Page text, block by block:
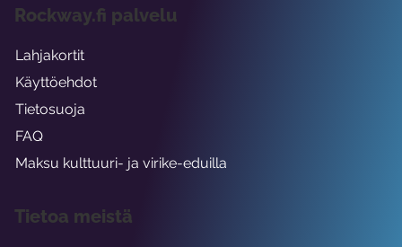
Rockway.fi palvelu
Lahjakortit
Käyttöehdot
Tietosuoja
FAQ
Maksu kulttuuri- ja virike-eduilla
Tietoa meistä